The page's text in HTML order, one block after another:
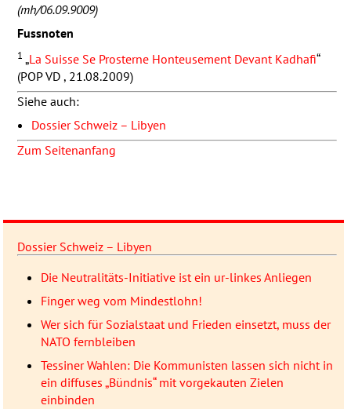
(mh/06.09.9009)
Fussnoten
1 La Suisse Se Prosterne Honteusement Devant Kadhafi
(POP VD , 21.08.2009)
Siehe auch:
Dossier Schweiz – Libyen
Zum Seitenanfang
Dossier Schweiz – Libyen
Die Neutralitäts-Initiative ist ein ur-linkes Anliegen
Finger weg vom Mindestlohn!
Wer sich für Sozialstaat und Frieden einsetzt, muss der
NATO fernbleiben
Tessiner Wahlen: Die Kommunisten lassen sich nicht in
ein diffuses „Bündnis“ mit vorgekauten Zielen
einbinden